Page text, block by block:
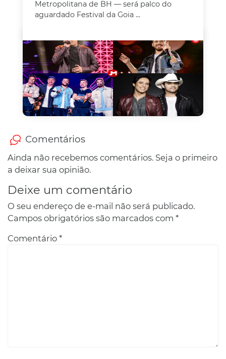
Metropolitana de BH — será palco do
aguardado Festival da Goia ...
Comentários
Ainda não recebemos comentários. Seja o primeiro
a deixar sua opinião.
Deixe um comentário
O seu endereço de e-mail não será publicado.
Campos obrigatórios são marcados com *
Comentário *